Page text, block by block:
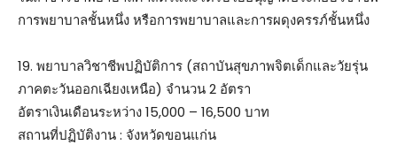
การพยาบาลชั้นหนึ่ง หรือการพยาบาลและการผดุงครรภ์ชั้นหนึ่ง
19. พยาบาลวิชาชีพปฏิบัติการ (สถาบันสุขภาพจิตเด็กและวัยรุ่น
ภาคตะวันออกเฉียงเหนือ) จำนวน 2 อัตรา
อัตราเงินเดือนระหว่าง 15,000 – 16,500 บาท
สถานที่ปฏิบัติงาน : จังหวัดขอนแก่น